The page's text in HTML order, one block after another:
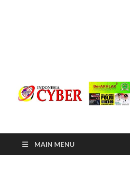
Indonesia
MAIN MENU